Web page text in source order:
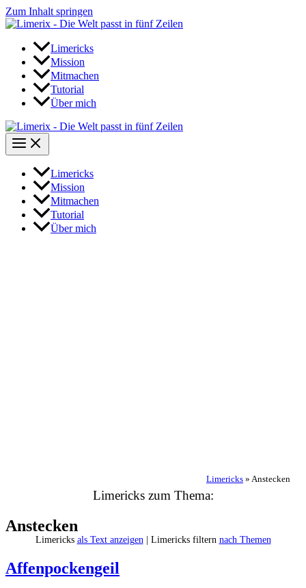
Zum Inhalt springen
Limericks
Mission
Mitmachen
Tutorial
Über mich
Limericks
Mission
Mitmachen
Tutorial
Über mich
Limericks » Anstecken
Limericks zum Thema:
Anstecken
Limericks als Text anzeigen| Limericks filtern nach Themen
Affenpockengeil